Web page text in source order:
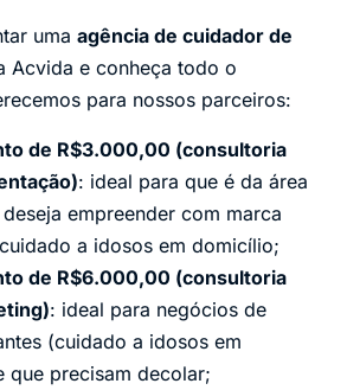
uma agência de cuidador de
Acvida e conheça todo o
para nossos parceiros:
de R$3.000,00 (consultoria
: ideal para que é da área
empreender com marca
a idosos em domicílio;
de R$6.000,00 (consultoria
: ideal para negócios de
(cuidado a idosos em
que precisam decolar;